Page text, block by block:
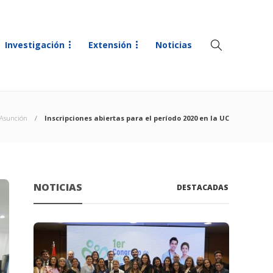
Investigación Extensión Noticias
Asunción Inscripciones abiertas para el período 2020 en la UC
NOTICIAS DESTACADAS